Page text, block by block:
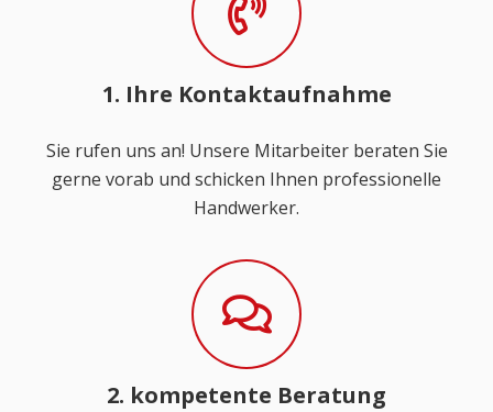
1. Ihre Kontaktaufnahme
Sie rufen uns an! Unsere Mitarbeiter beraten Sie
gerne vorab und schicken Ihnen professionelle
Handwerker.
2. kompetente Beratung